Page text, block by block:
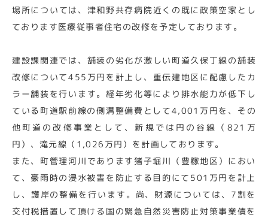
場所については、津和野共存病院近くの既に政策空家とし
ております医療従事者住宅の改修を予定しております。
建設課関連では、舗装の劣化が激しい町道久保丁線の舗装
改修について455万円を計上し、重伝建地区に配慮したカ
ラー舗装を行います。経年劣化等により排水能力が低下し
ている町道駅前線の側溝整備費として4,001万円を、その
他町道の改修事業として、新規では円の谷線（821万
円）、滝元線（1,026万円）を計画しております。
また、町管理河川であります猪子堀川（豊稼地区）におい
て、豪雨時の浸水被害を防止する目的にて501万円を計上
し、護岸の整備を行います。尚、財源については、7割を
交付税措置して頂ける国の緊急自然災害防止対策事業債を